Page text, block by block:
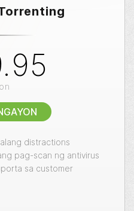
distractions
pag-scan ng antivirus
sa customer